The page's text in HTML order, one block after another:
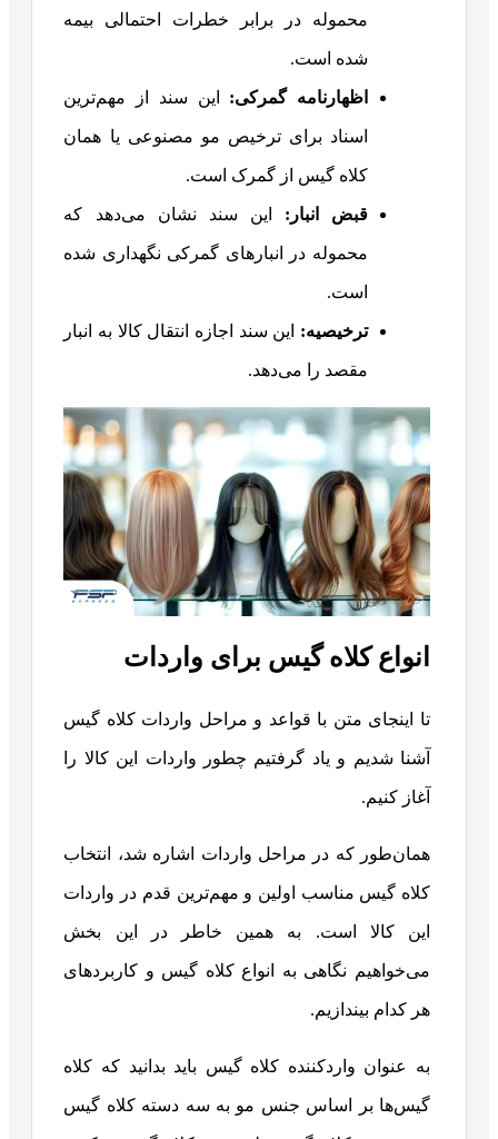
محموله در برابر خطرات احتمالی بیمه
شده است.
اظهارنامه گمرکی: این سند از مهم‌ترین
اسناد برای ترخیص مو مصنوعی یا همان
کلاه گیس از گمرک است.
قبض انبار: این سند نشان می‌دهد که
محموله در انبارهای گمرکی نگهداری شده
است.
ترخیصیه: این سند اجازه انتقال کالا به انبار
مقصد را می‌دهد.
انواع کلاه گیس برای واردات
تا اینجای متن با قواعد و مراحل واردات کلاه گیس
آشنا شدیم و یاد گرفتیم چطور واردات این کالا را
آغاز کنیم.
همان‌طور که در مراحل واردات اشاره شد، انتخاب
کلاه گیس مناسب اولین و مهم‌ترین قدم در واردات
این کالا است. به همین خاطر در این بخش
می‌خواهیم نگاهی به انواع کلاه گیس و کاربردهای
هر کدام بیندازیم.
به عنوان واردکننده کلاه گیس باید بدانید که کلاه
گیس‌ها بر اساس جنس مو به سه دسته کلاه گیس